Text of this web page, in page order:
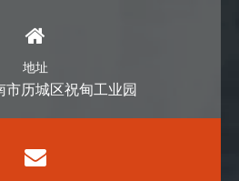
地址
市历城区祝甸工业园